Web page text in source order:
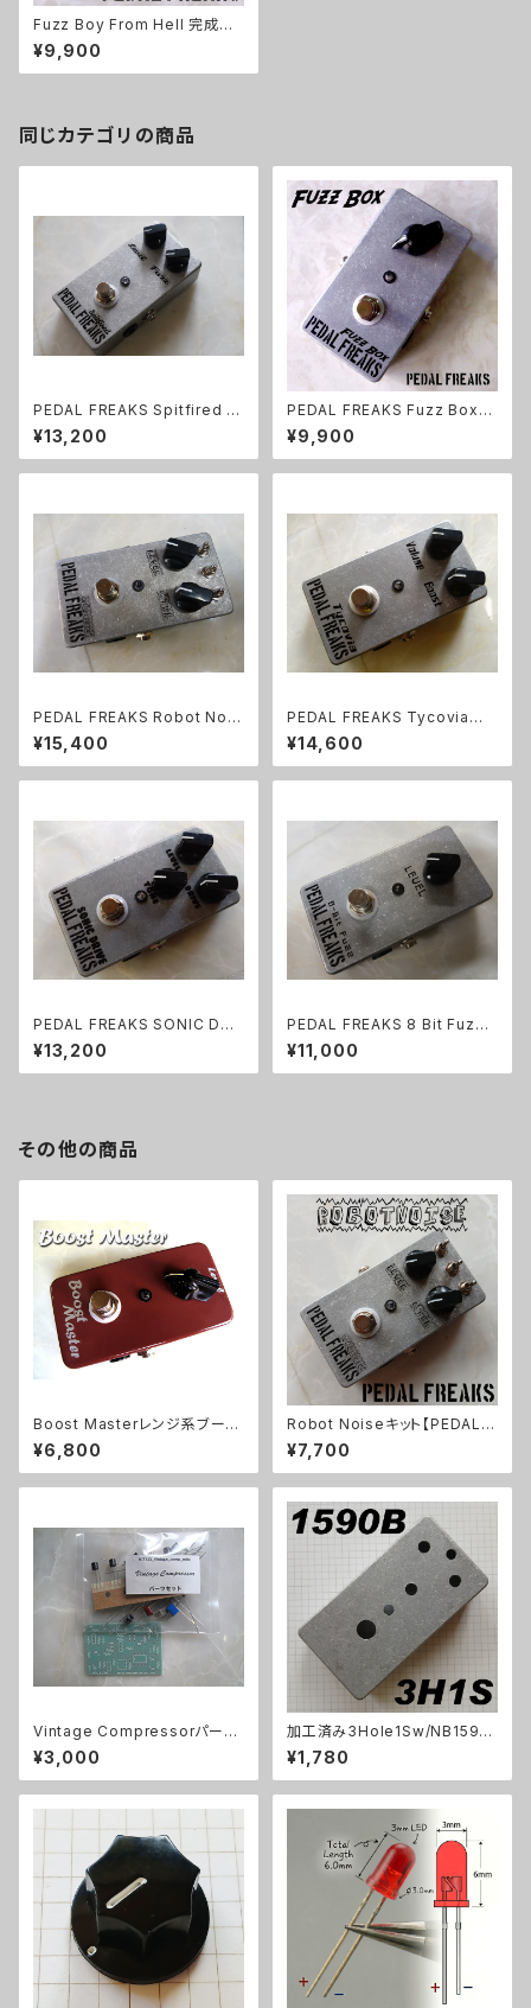
Fuzz Boy From Hell 完成品
【PEDAL FREAKS】
¥9,900
同じカテゴリの商品
PEDAL FREAKS Spitfired 完
成品
¥13,200
PEDAL FREAKS Fuzz Box
完成品
¥9,900
PEDAL FREAKS Robot Nois
e 完成品
¥15,400
PEDAL FREAKS Tycovia完
成品
¥14,600
PEDAL FREAKS SONIC DRI
VE 完成品
¥13,200
PEDAL FREAKS 8 Bit Fuzz
完成品
¥11,000
その他の商品
Boost Masterレンジ系ブース
ターキット【BASIC KIT】
¥6,800
Robot Noiseキット【PEDAL F
REAKS】
¥7,700
Vintage Compressorパーツ
セット
¥3,000
加工済み3Hole1Sw/NB1590
B（112x61x32mm）アルミダイ
キャストケース
¥1,780